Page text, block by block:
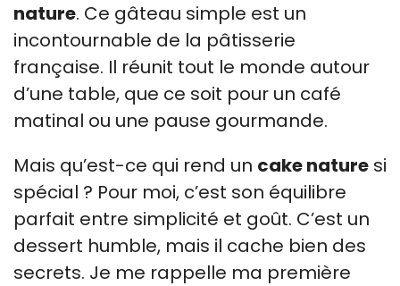
nature. Ce gâteau simple est un
incontournable de la pâtisserie
française. Il réunit tout le monde autour
d’une table, que ce soit pour un café
matinal ou une pause gourmande.
Mais qu’est-ce qui rend un cake nature si
spécial ? Pour moi, c’est son équilibre
parfait entre simplicité et goût. C’est un
dessert humble, mais il cache bien des
secrets. Je me rappelle ma première